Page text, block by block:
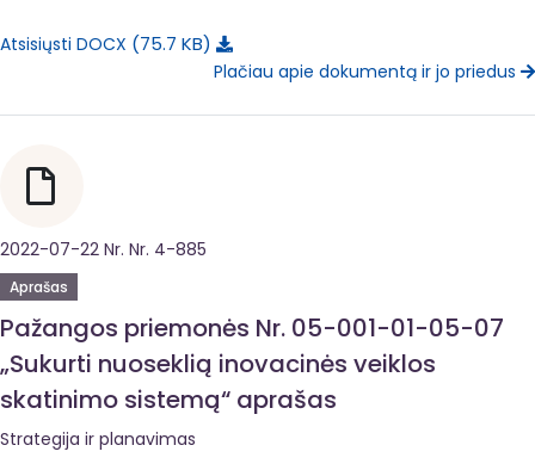
Atsisiųsti DOCX 75.7 KB
Plačiau apie dokumentą ir jo priedus
2022-07-22 Nr. Nr. 4-885
Aprašas
Pažangos priemonės Nr. 05-001-01-05-07
„Sukurti nuoseklią inovacinės veiklos
skatinimo sistemą“ aprašas
Strategija ir planavimas